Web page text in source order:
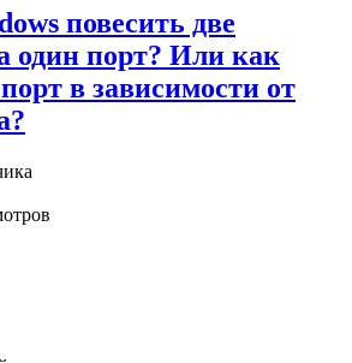
повесить две
один порт? Или как
в зависимости от